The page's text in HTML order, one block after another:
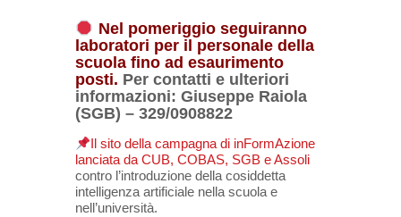
Nel pomeriggio seguiranno
laboratori per il personale della
scuola fino ad esaurimento
posti. Per contatti e ulteriori
informazioni: Giuseppe Raiola
(SGB) – 329/0908822
Il sito della campagna di inFormAzione
lanciata da CUB, COBAS, SGB e Assoli
contro l’introduzione della cosiddetta
intelligenza artificiale nella scuola e
nell’università.